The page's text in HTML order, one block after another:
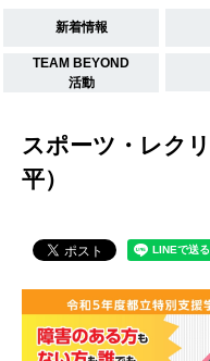
新着情報
TEAM BEYOND
活動
スポーツ・レク
平）